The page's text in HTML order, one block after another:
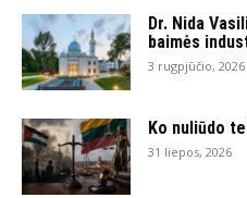
Dr. Nida
baimės
3 rugpjūčio, 2026
Ko nuliūdo
31 liepos, 2026